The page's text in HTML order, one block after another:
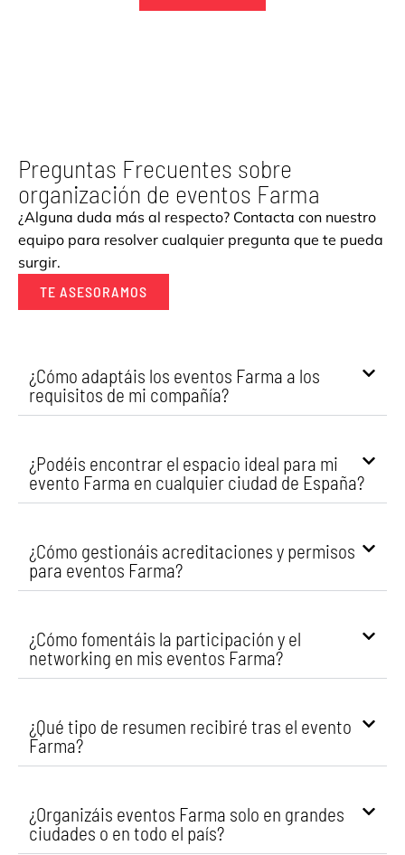
Preguntas Frecuentes sobre
organización de eventos Farma
¿Alguna duda más al respecto? Contacta con nuestro
equipo para resolver cualquier pregunta que te pueda
surgir.
TE ASESORAMOS
¿Cómo adaptáis los eventos Farma a los
requisitos de mi compañía?
¿Podéis encontrar el espacio ideal para mi
evento Farma en cualquier ciudad de España?
¿Cómo gestionáis acreditaciones y permisos
para eventos Farma?
¿Cómo fomentáis la participación y el
networking en mis eventos Farma?
¿Qué tipo de resumen recibiré tras el evento
Farma?
¿Organizáis eventos Farma solo en grandes
ciudades o en todo el país?